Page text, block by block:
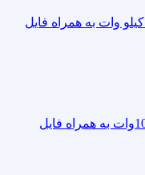
آموزش طراحی درایور براشلس 4 کیلو وات به همراه فایل
آموزش طراحی درایور براشلس 100وات به همراه فایل